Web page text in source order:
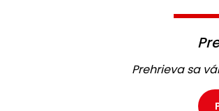
Prehrieva sa